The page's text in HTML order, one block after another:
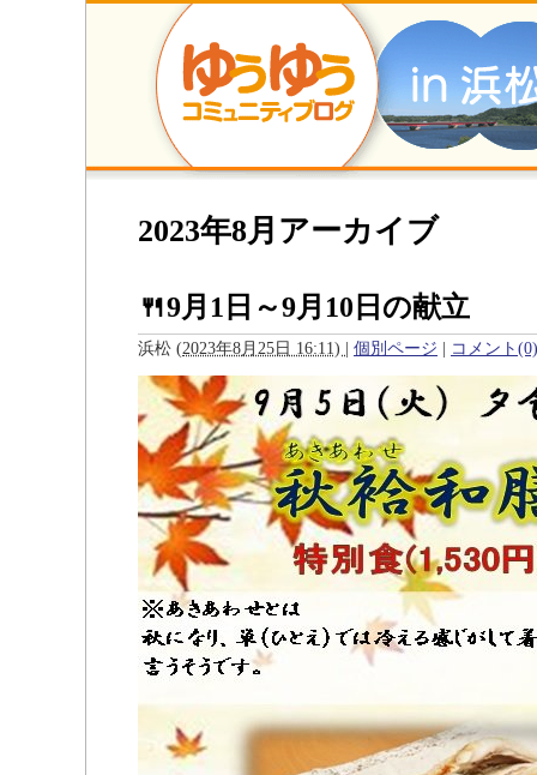
2023年8月アーカイブ
🍴9月1日～9月10日の献立
浜松 (2023年8月25日 16:11) | 個別ページ | コメント(0)